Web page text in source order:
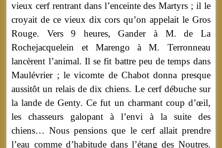
vieux cerf rentrant dans l’enceinte des Martyrs ; il le
croyait de ce vieux dix cors qu’on appelait le Gros
Rouge. Vers 9 heures, Gander à M. de La
Rochejacquelein et Marengo à M. Terronneau
lancèrent l’animal. Il se fit battre peu de temps dans
Maulévrier ; le vicomte de Chabot donna presque
aussitôt un relais de dix chiens. Le cerf débuche sur
la lande de Genty. Ce fut un charmant coup d’œil,
les chasseurs galopant à l’envi à la suite des
chiens… Nous pensions que le cerf allait prendre
l’eau comme d’habitude dans l’étang des Noutres.